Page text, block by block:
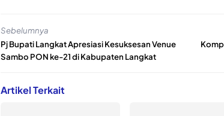
Sebelumnya
Pj Bupati Langkat Apresiasi Kesuksesan Venue
Sambo PON ke-21 di Kabupaten Langkat
Artikel Terkait